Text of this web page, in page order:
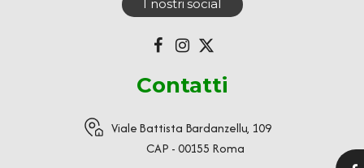
I nostri social
Contatti
Viale Battista Bardanzellu, 109
CAP - 00155 Roma